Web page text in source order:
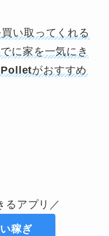
い取ってくれる
に家を一気にき
Polletがおすすめ
るアプリ／
稼ぎ